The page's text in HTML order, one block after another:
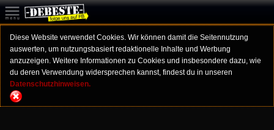
Diese Website verwendet Cookies. Wir können damit die Seitennutzung
auswerten, um nutzungsbasiert redaktionelle Inhalte und Werbung
anzuzeigen. Weitere Informationen zu Cookies und insbesondere dazu, wie
du deren Verwendung widersprechen kannst, findest du in unseren
Datenschutzhinweisen.